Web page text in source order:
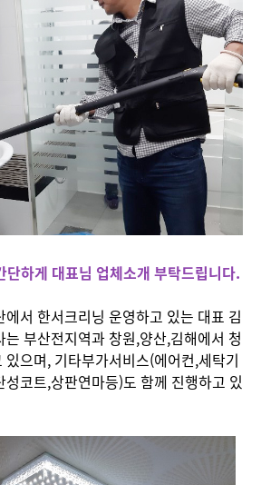
단하게 대표님 업체소개 부탁드립니다.
서 한서크리닝 운영하고 있는 대표 김
부산전지역과 창원,양산,김해에서 청
으며, 기타부가서비스(에어컨,세탁기
코트,상판연마등)도 함께 진행하고 있